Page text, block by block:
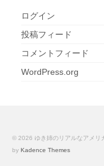
ログイン
投稿フィード
コメントフィード
WordPress.org
© 2026 ゆき姉のリアルなアメリ
by Kadence Themes